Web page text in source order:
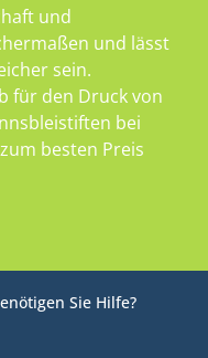
und
und lässt
sein.
für den Druck von
bei
besten Preis
Sie Hilfe?